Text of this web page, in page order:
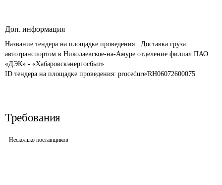
Доп. информация
Название тендера на площадке проведения: Доставка груза
автотранспортом в Николаевское-на-Амуре отделение филиал ПАО
«ДЭК» - «Хабаровскэнергосбыт»
ID тендера на площадке проведения: procedure/RH06072600075
Требования
Несколько поставщиков